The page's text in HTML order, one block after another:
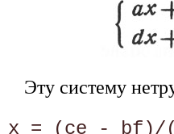
Эту систему